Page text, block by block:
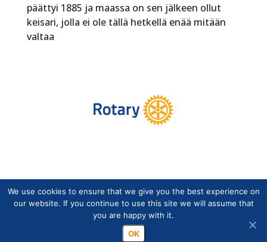
päättyi 1885 ja maassa on sen jälkeen ollut
keisari, jolla ei ole tällä hetkellä enää mitään
valtaa
Copyright © Suomen Rotarypalvelu ry 2026 |
Jäsentietojärjestelmän tietosuojaseloste|Henkilötietojen
käsittely Rotarytoiminnassa
We use cookies to ensure that we give you the best experience on
our website. If you continue to use this site we will assume that
you are happy with it.
OK